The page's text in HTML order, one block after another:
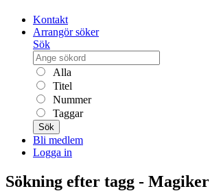
Kontakt
Arrangör söker
Sök
Alla
Titel
Nummer
Taggar
Sök
Bli medlem
Logga in
Sökning efter tagg - Magiker